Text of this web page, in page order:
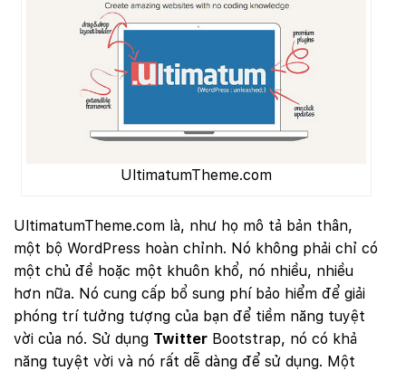
UltimatumTheme.com
UltimatumTheme.com là, như họ mô tả bản thân,
một bộ WordPress hoàn chỉnh. Nó không phải chỉ có
một chủ đề hoặc một khuôn khổ, nó nhiều, nhiều
hơn nữa. Nó cung cấp bổ sung phí bảo hiểm để giải
phóng trí tưởng tượng của bạn để tiềm năng tuyệt
vời của nó. Sử dụng Twitter Bootstrap, nó có khả
năng tuyệt vời và nó rất dễ dàng để sử dụng. Một